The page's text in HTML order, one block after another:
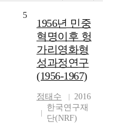
5
1956년 민중
혁명이후 헝
가리영화형
성과정연구
(1956-1967)
정태수
2016
한국연구재
단(NRF)